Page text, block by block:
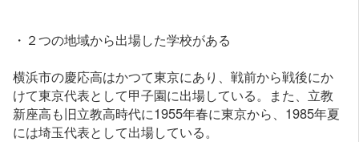
・２つの地域から出場した学校がある
横浜市の慶応高はかつて東京にあり、戦前から戦後にか
けて東京代表として甲子園に出場している。また、立教
新座高も旧立教高時代に1955年春に東京から、1985年夏
には埼玉代表として出場している。